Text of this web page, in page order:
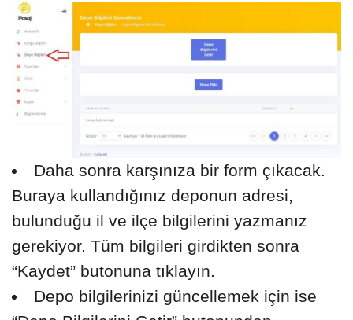
Daha sonra karşınıza bir form çıkacak.
Buraya kullandığınız deponun adresi,
bulunduğu il ve ilçe bilgilerini yazmanız
gerekiyor. Tüm bilgileri girdikten sonra
“Kaydet” butonuna tıklayın.
Depo bilgilerinizi güncellemek için ise